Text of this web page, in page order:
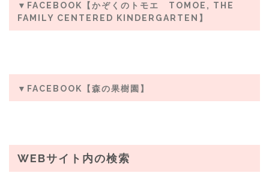
▼FACEBOOK【かぞくのトモエ TOMOE, THE
FAMILY CENTERED KINDERGARTEN】
▼FACEBOOK【森の果樹園】
WEBサイト内の検索